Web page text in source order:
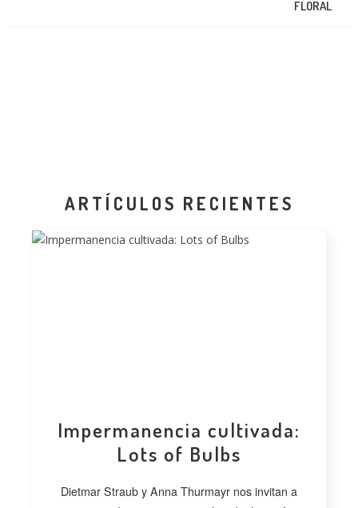
ARTÍCULOS RECIENTES
Impermanencia cultivada:
Lots of Bulbs
Dietmar Straub y Anna Thurmayr nos invitan a